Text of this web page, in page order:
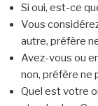
Si oui, est-ce
Vous
autre, préfère
Avez-vous ou
non, préfère ne
Quel est votre